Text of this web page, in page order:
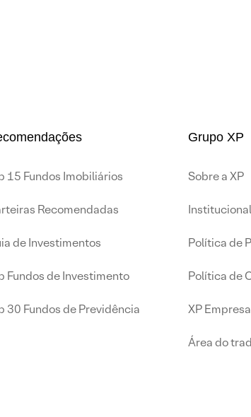
15 Fundos Imobiliários
Recomendadas
de Investimentos
Fundos de Investimento
30 Fundos de Previdência
Grupo XP
Sobre a XP
Institucional
Política de
Política de
XP
Área do